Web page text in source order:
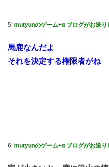
一ノ瀬美空ちゃん、イワシ
新体操で国体1位！ つい
初めての水着グラビアを独
【悲報】韓国サッカー 国
5: mutyunのゲーム+α ブログがお送り
馬鹿なんだよ
それを決定する権限者がね
6: mutyunのゲーム+α ブログがお送り